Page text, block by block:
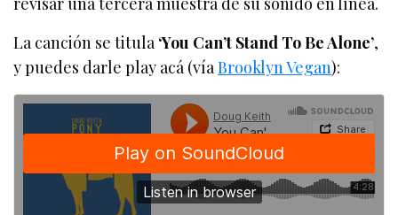
La canción se titula‘You Can’t Stand To Be Alone’,
y puedes darle play acá (víaBrooklyn Vegan):